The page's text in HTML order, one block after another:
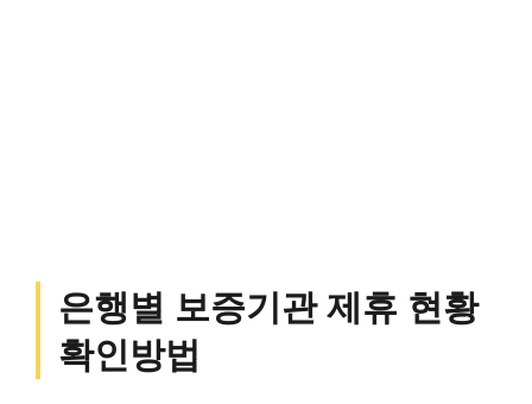
은행별 보증기관 제휴 현황
확인방법